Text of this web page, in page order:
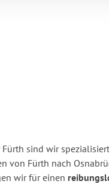
Fürth sind wir
von Fürth nach
wir für einen